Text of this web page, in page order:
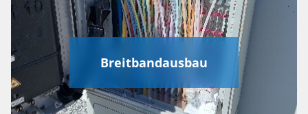
Breitbandausbau